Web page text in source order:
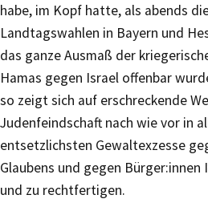
habe, im Kopf hatte, als abends
Landtagswahlen in Bayern und
das ganze Ausmaß der
Hamas gegen Israel offenbar
so zeigt sich auf erschreckende
Judenfeindschaft nach wie vor in
entsetzlichsten Gewaltexzesse
Glaubens und gegen Bürger:innen
und zu rechtfertigen.